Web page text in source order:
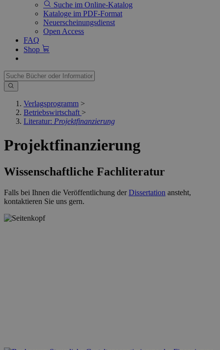
Suche im Online-Katalog
Kataloge im PDF-Format
Neuerscheinungsdienst
Open Access
FAQ
Shop
Verlagsprogramm >
Betriebswirtschaft >
Literatur: Projektfinanzierung
Projektfinanzierung
Wissenschaftliche Fachliteratur
Falls bei Ihnen die Veröffentlichung derDissertation ansteht,
kontaktieren Sie uns gern.